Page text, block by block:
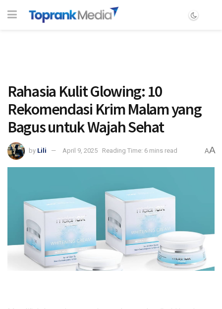
Rahasia Kulit Glowing: 10
Rekomendasi Krim Malam yang
Bagus untuk Wajah Sehat
by Lili April 9, 2025 Reading Time: 6 mins read AA